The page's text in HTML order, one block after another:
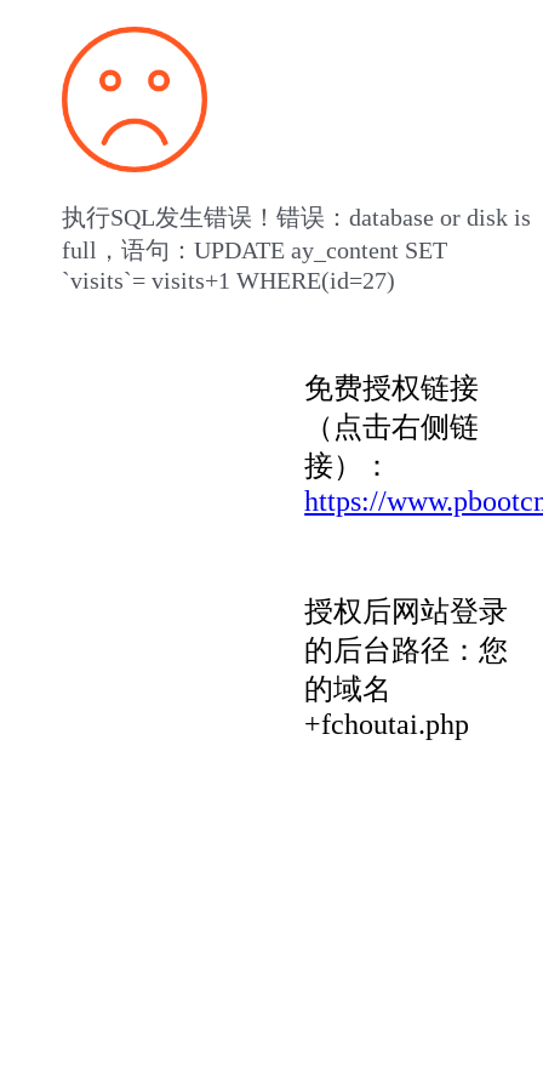
执行SQL发生错误！错误：database or disk is
full，语句：UPDATE ay_content SET
`visits`= visits+1 WHERE(id=27)
免费授权链接
（点击右侧链
接）：
https://
授权后网站登录
的后台路径：您
的域名
+fchoutai.php